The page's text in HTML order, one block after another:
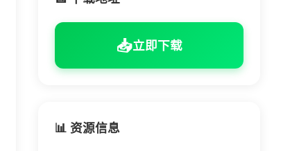
📥立即下载
📊 资源信息